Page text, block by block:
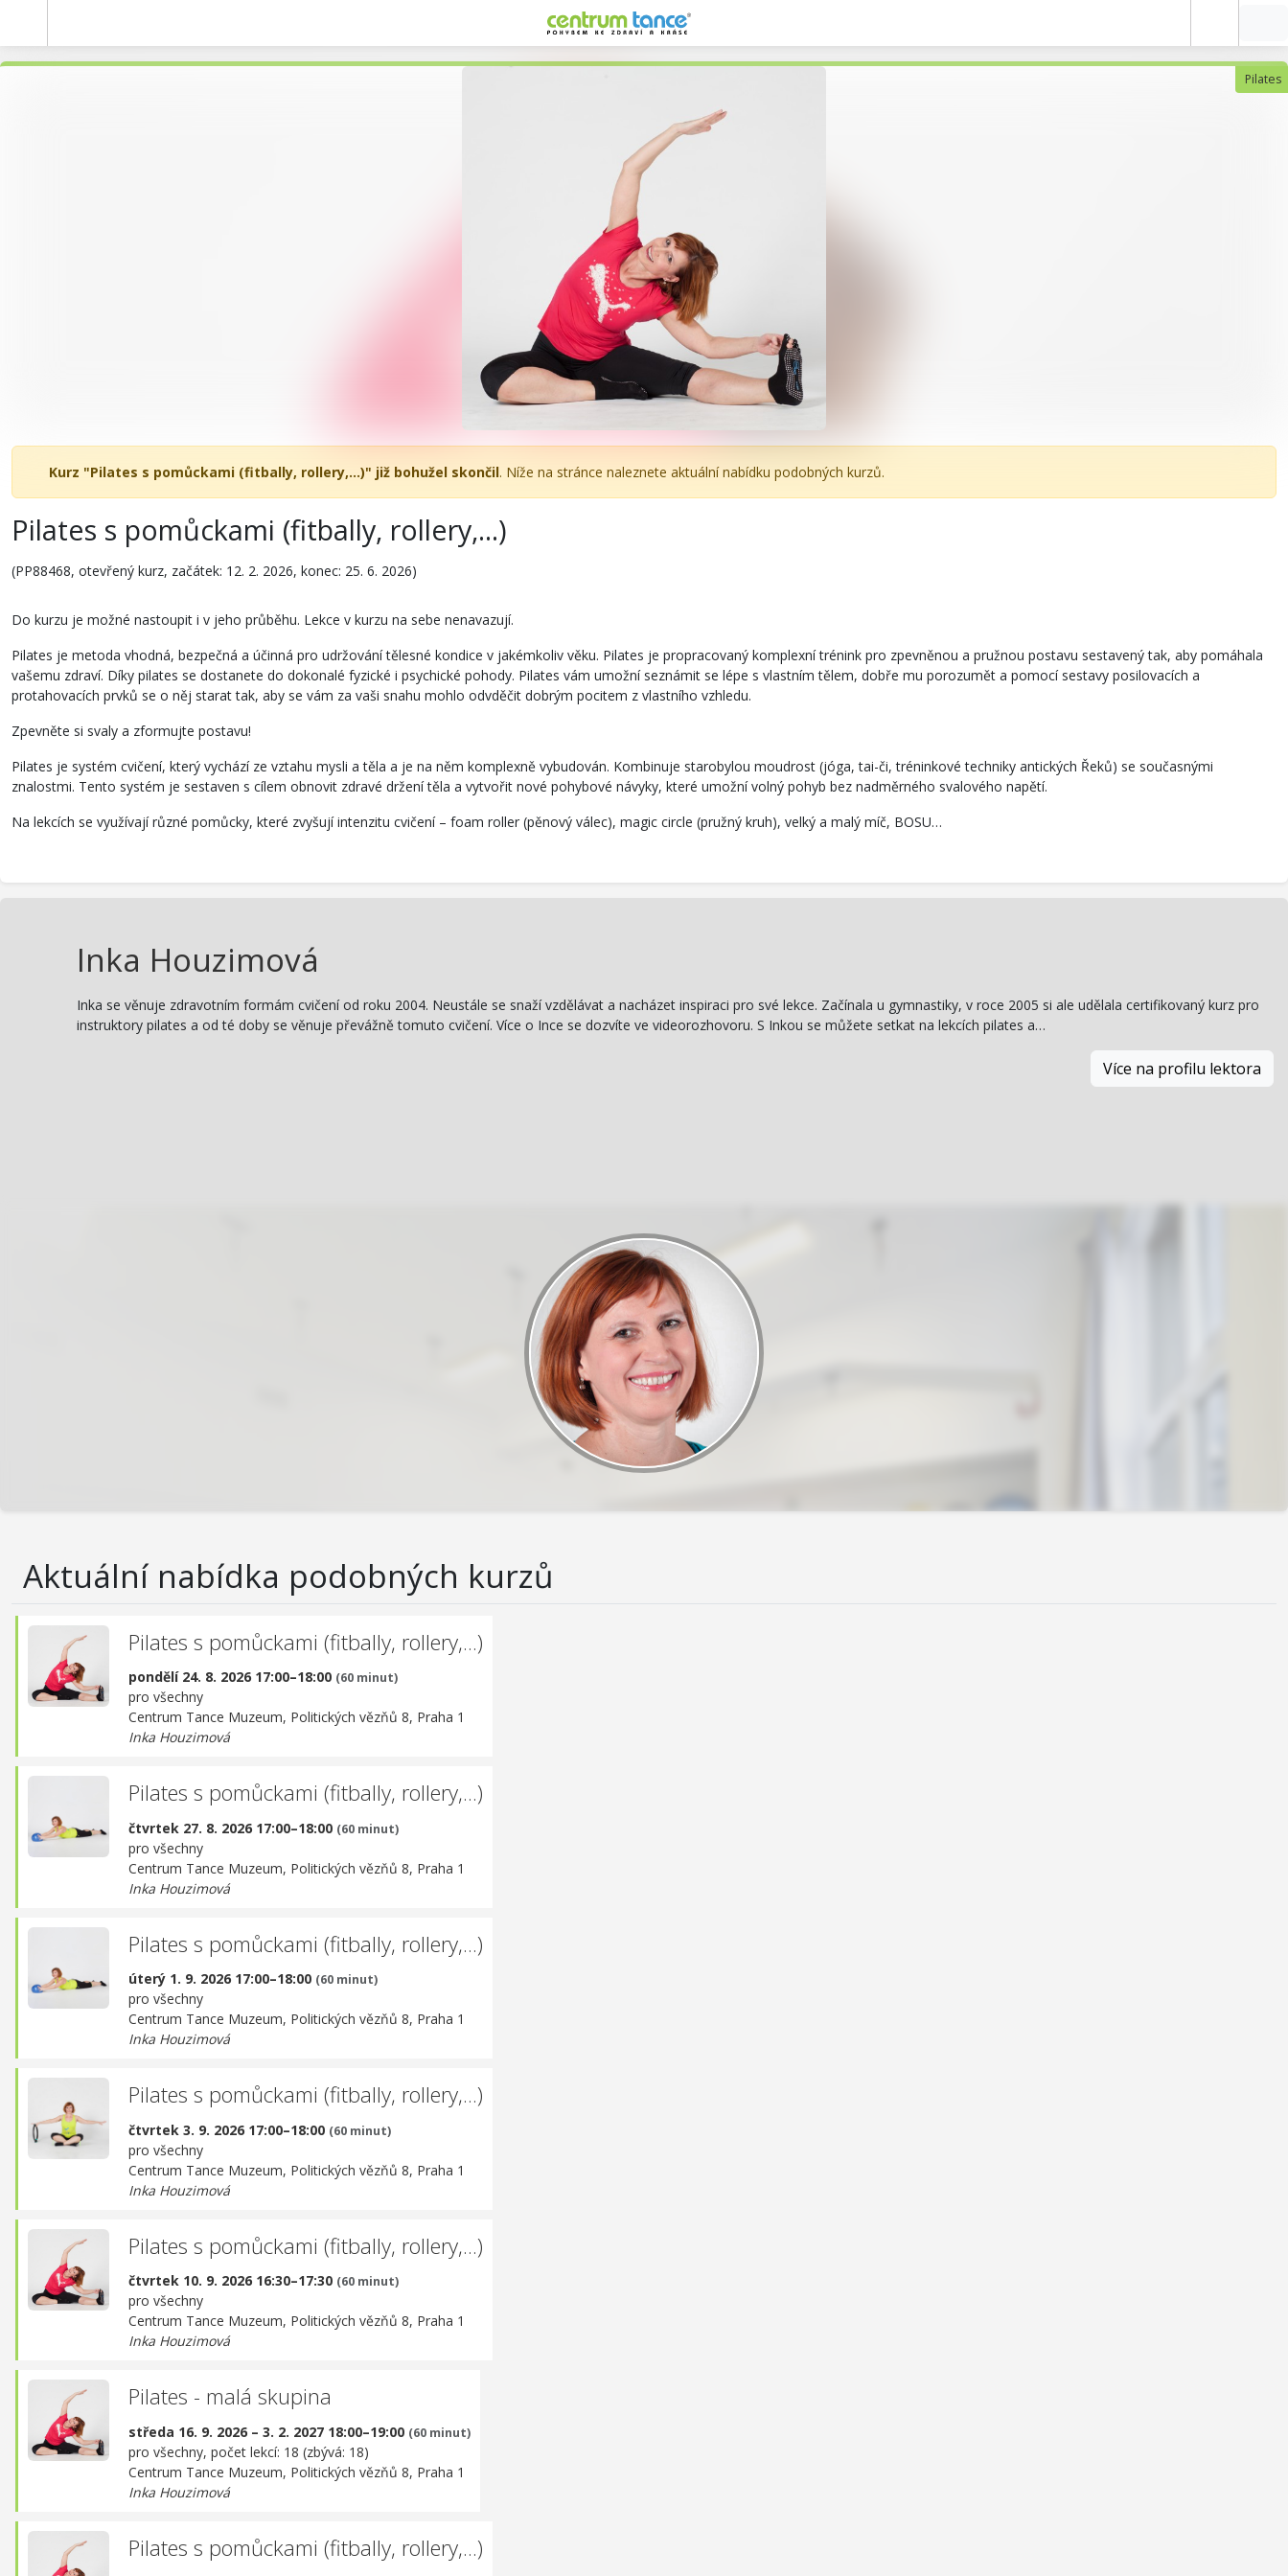
Pilates
Kurz "Pilates s pomůckami (fitbally, rollery,...)" již bohužel skončil. Níže na stránce naleznete aktuální nabídku podobných kurzů.
Pilates s pomůckami (fitbally, rollery,...)
(PP88468, otevřený kurz, začátek: 12. 2. 2026, konec: 25. 6. 2026)
Do kurzu je možné nastoupit i v jeho průběhu. Lekce v kurzu na sebe nenavazují.
Pilates je metoda vhodná, bezpečná a účinná pro udržování tělesné kondice v jakémkoliv věku. Pilates je propracovaný komplexní trénink pro zpevněnou a pružnou postavu sestavený tak, aby pomáhala
vašemu zdraví. Díky pilates se dostanete do dokonalé fyzické i psychické pohody. Pilates vám umožní seznámit se lépe s vlastním tělem, dobře mu porozumět a pomocí sestavy posilovacích a
protahovacích prvků se o něj starat tak, aby se vám za vaši snahu mohlo odvděčit dobrým pocitem z vlastního vzhledu.
Zpevněte si svaly a zformujte postavu!
Pilates je systém cvičení, který vychází ze vztahu mysli a těla a je na něm komplexně vybudován. Kombinuje starobylou moudrost (jóga, tai-či, tréninkové techniky antických Řeků) se současnými
znalostmi. Tento systém je sestaven s cílem obnovit zdravé držení těla a vytvořit nové pohybové návyky, které umožní volný pohyb bez nadměrného svalového napětí.
Na lekcích se využívají různé pomůcky, které zvyšují intenzitu cvičení – foam roller (pěnový válec), magic circle (pružný kruh), velký a malý míč, BOSU…
Inka Houzimová
Inka se věnuje zdravotním formám cvičení od roku 2004. Neustále se snaží vzdělávat a nacházet inspiraci pro své lekce. Začínala u gymnastiky, v roce 2005 si ale udělala certifikovaný kurz pro
instruktory pilates a od té doby se věnuje převážně tomuto cvičení. Více o Ince se dozvíte ve videorozhovoru. S Inkou se můžete setkat na lekcích pilates a…
Více na profilu lektora
Aktuální nabídka podobných kurzů
Pilates s pomůckami (fitbally, rollery,...)
pondělí 24. 8. 2026 17:00–18:00 (60 minut)
pro všechny
Centrum Tance Muzeum, Politických vězňů 8, Praha 1
Inka Houzimová
Pilates s pomůckami (fitbally, rollery,...)
čtvrtek 27. 8. 2026 17:00–18:00 (60 minut)
pro všechny
Centrum Tance Muzeum, Politických vězňů 8, Praha 1
Inka Houzimová
Pilates s pomůckami (fitbally, rollery,...)
úterý 1. 9. 2026 17:00–18:00 (60 minut)
pro všechny
Centrum Tance Muzeum, Politických vězňů 8, Praha 1
Inka Houzimová
Pilates s pomůckami (fitbally, rollery,...)
čtvrtek 3. 9. 2026 17:00–18:00 (60 minut)
pro všechny
Centrum Tance Muzeum, Politických vězňů 8, Praha 1
Inka Houzimová
Pilates s pomůckami (fitbally, rollery,...)
čtvrtek 10. 9. 2026 16:30–17:30 (60 minut)
pro všechny
Centrum Tance Muzeum, Politických vězňů 8, Praha 1
Inka Houzimová
Pilates - malá skupina
středa 16. 9. 2026 – 3. 2. 2027 18:00–19:00 (60 minut)
pro všechny, počet lekcí: 18 (zbývá: 18)
Centrum Tance Muzeum, Politických vězňů 8, Praha 1
Inka Houzimová
Pilates s pomůckami (fitbally, rollery,...)